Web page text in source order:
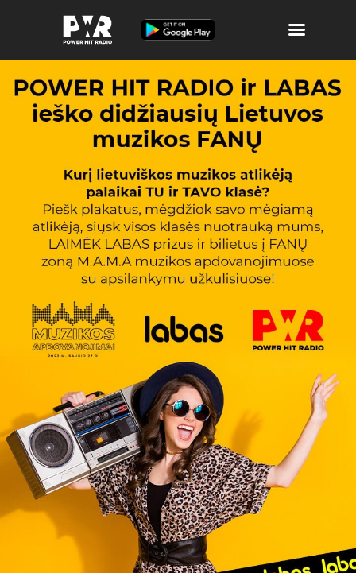
Atributika
Laidos ir Archyvas
Muzika
Apie POWER
Žaidimai